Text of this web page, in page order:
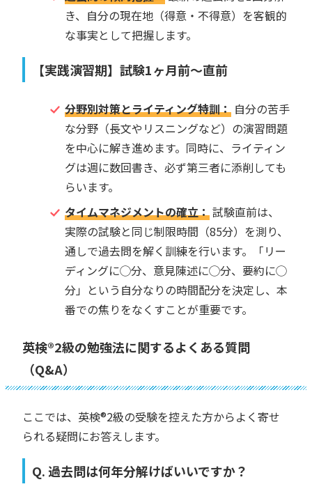
き、自分の現在地（得意・不得意）を客観的
な事実として把握します。
【実践演習期】試験1ヶ月前〜直前
分野別対策とライティング特訓：自分の苦手
な分野（長文やリスニングなど）の演習問題
を中心に解き進めます。同時に、ライティン
グは週に数回書き、必ず第三者に添削しても
らいます。
タイムマネジメントの確立：試験直前は、
実際の試験と同じ制限時間（85分）を測り、
通しで過去問を解く訓練を行います。「リー
ディングに◯分、意見陳述に◯分、要約に◯
分」という自分なりの時間配分を決定し、本
番での焦りをなくすことが重要です。
英検®︎2級の勉強法に関するよくある質問
（Q&A）
ここでは、英検®︎2級の受験を控えた方からよく寄せ
られる疑問にお答えします。
Q. 過去問は何年分解けばいいですか？